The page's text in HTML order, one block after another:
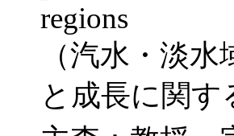
regions
（汽水・淡
と成長に関す